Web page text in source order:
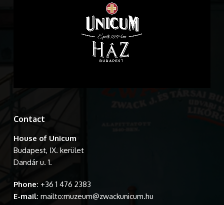
Contact
House of Unicum
Budapest, IX. kerület
Dandár u. 1.
Phone: +36 1 476 2383
E-mail: mailto:muzeum@zwackunicum.hu